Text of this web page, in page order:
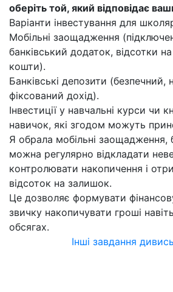
оберіть той, який відповідає
Варіанти інвестування для
Мобільні заощадження
банківський додаток, відсотки
кошти).
Банківські депозити (безпечний,
фіксований дохід).
Інвестиції у навчальні курси чи
навичок, які згодом можуть
Я обрала мобільні заощадження,
можна регулярно відкладати
контролювати накопичення і
відсоток на залишок.
Це дозволяє формувати
звичку накопичувати гроші
обсягах.
Інші завдання